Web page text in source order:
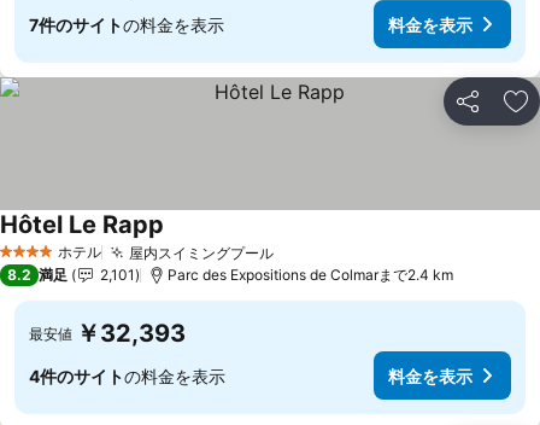
7件のサイトの料金を表示 料金を表示
シェア お
4 ホテルのランク
ホテル 屋内スイミングプール
Hôtel Le Rapp
8.2 満足 2,101 Parc des Expositions de Colmarまで2.4 km
最安値 ￥32,393
4件のサイトの料金を表示 料金を表示